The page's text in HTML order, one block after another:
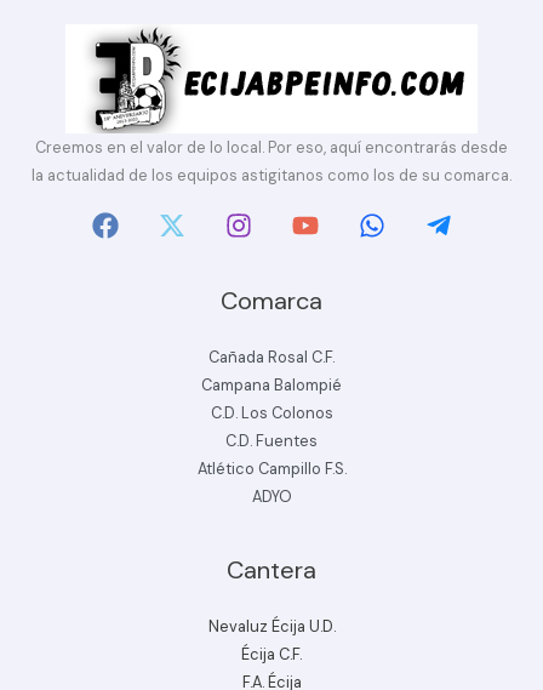
Creemos en el valor de lo local. Por eso, aquí encontrarás desde
la actualidad de los equipos astigitanos como los de su comarca.
Comarca
Cañada Rosal C.F.
Campana Balompié
C.D. Los Colonos
C.D. Fuentes
Atlético Campillo F.S.
ADYO
Cantera
Nevaluz Écija U.D.
Écija C.F.
F.A. Écija